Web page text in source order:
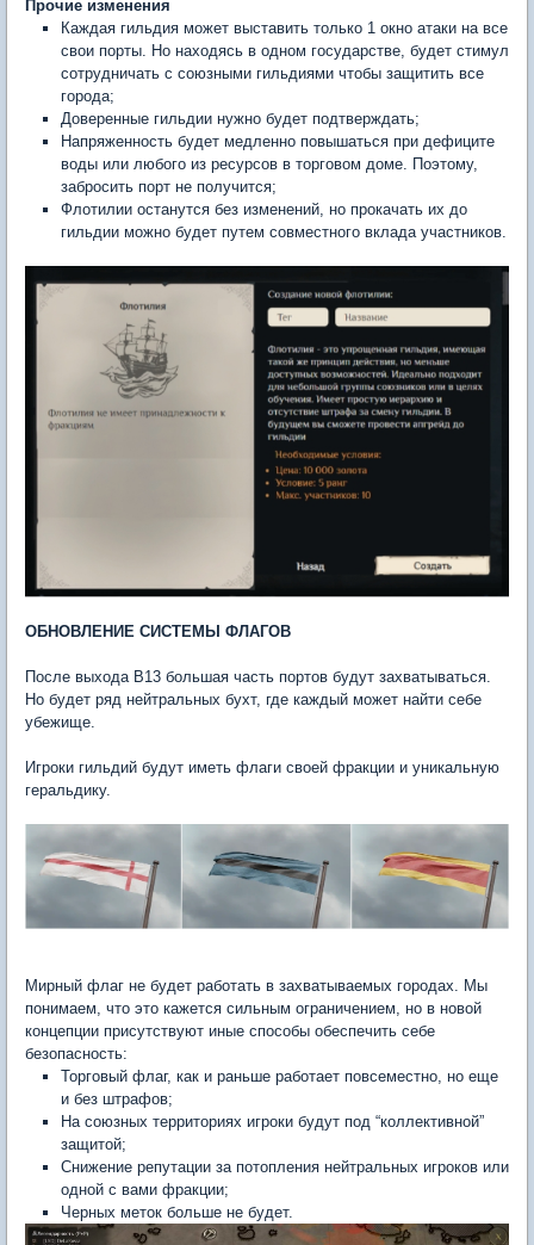
Прочие изменения
Каждая гильдия может выставить только 1 окно атаки на все
свои порты. Но находясь в одном государстве, будет стимул
сотрудничать с союзными гильдиями чтобы защитить все
города;
Доверенные гильдии нужно будет подтверждать;
Напряженность будет медленно повышаться при дефиците
воды или любого из ресурсов в торговом доме. Поэтому,
забросить порт не получится;
Флотилии останутся без изменений, но прокачать их до
гильдии можно будет путем совместного вклада участников.
ОБНОВЛЕНИЕ СИСТЕМЫ ФЛАГОВ
После выхода В13 большая часть портов будут захватываться.
Но будет ряд нейтральных бухт, где каждый может найти себе
убежище.
Игроки гильдий будут иметь флаги своей фракции и уникальную
геральдику.
Мирный флаг не будет работать в захватываемых городах. Мы
понимаем, что это кажется сильным ограничением, но в новой
концепции присутствуют иные способы обеспечить себе
безопасность:
Торговый флаг, как и раньше работает повсеместно, но еще
и без штрафов;
На союзных территориях игроки будут под “коллективной”
защитой;
Снижение репутации за потопления нейтральных игроков или
одной с вами фракции;
Черных меток больше не будет.